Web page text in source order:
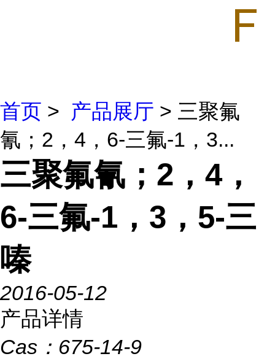
首页 > 产品展厅 > 三聚氟
氰；2，4，6-三氟-1，3...
三聚氟氰；2，4，
6-三氟-1，3，5-三
嗪
2016-05-12
产品详情
Cas： 675-14-9